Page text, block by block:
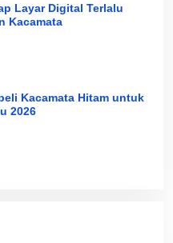
Layar Digital Terlalu
Kacamata
Kacamata Hitam untuk
2026